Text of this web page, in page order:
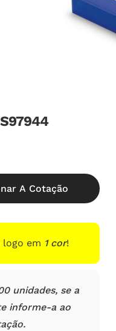
A Cotação
logo em 1 cor!
unidades, se a
informe-a ao